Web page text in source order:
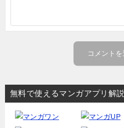
無料で使えるマンガアプリ解説